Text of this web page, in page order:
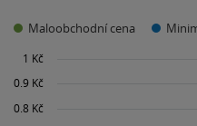
Maloobchodní cena